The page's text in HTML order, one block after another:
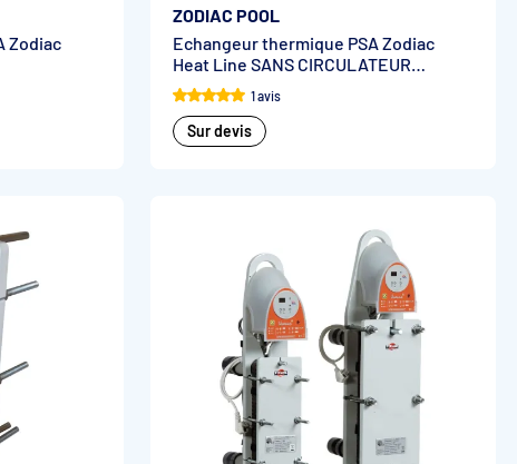
Zodiac
ZODIAC POOL
Echangeur thermique PSA Zodiac
Heat Line SANS CIRCULATEUR
(Heatline)
1 avis
Sur devis